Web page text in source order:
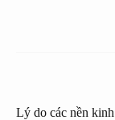
Lý do các nền